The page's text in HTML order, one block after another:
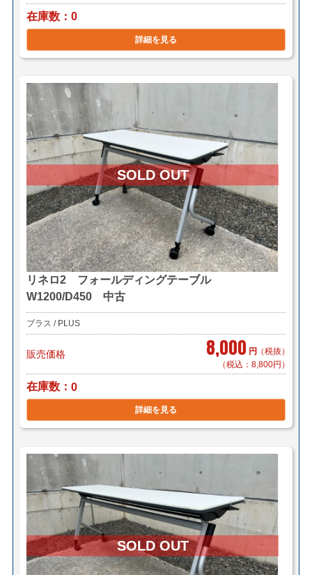
在庫数 0
詳細を見る
リネロ2 フォールディングテーブル
W1200/D450 中古
プラス / PLUS
販売価格 8,000 円 （税抜）
（税込：8,800円）
在庫数 0
詳細を見る